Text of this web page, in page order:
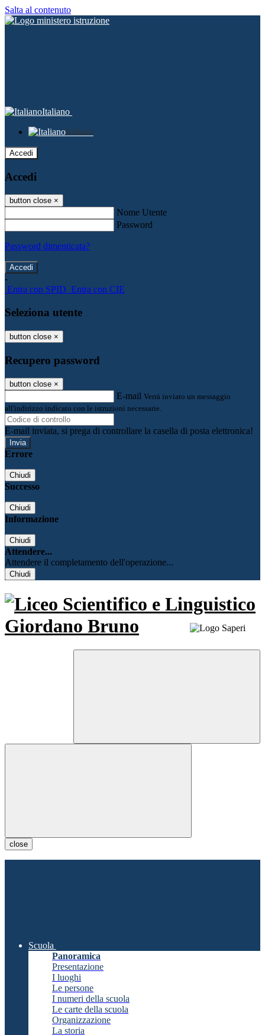
Salta al contenuto
Italiano
Italiano
Accedi
Accedi
button close ×
Nome Utente
Password
Password dimenticata?
-
Entra con SPID Entra con CIE
Seleziona utente
button close ×
Recupero password
button close ×
E-mail Verrà inviato un messaggio
all'indirizzo indicato con le istruzioni necessarie.
E-mail inviata, si prega di controllare la casella di posta elettronica!
Errore
Chiudi
Successo
Chiudi
Informazione
Chiudi
Attendere...
Attendere il completamento dell'operazione...
Chiudi
close
Scuola
Panoramica
Presentazione
I luoghi
Le persone
I numeri della scuola
Le carte della scuola
Organizzazione
La storia